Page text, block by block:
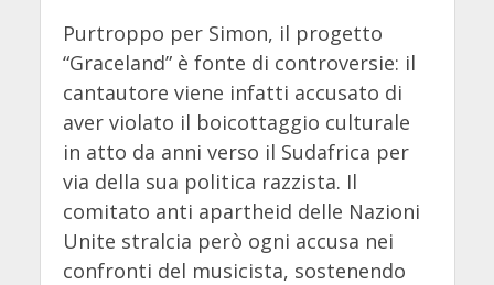
Purtroppo per Simon, il progetto
“Graceland” è fonte di controversie: il
cantautore viene infatti accusato di
aver violato il boicottaggio culturale
in atto da anni verso il Sudafrica per
via della sua politica razzista. Il
comitato anti apartheid delle Nazioni
Unite stralcia però ogni accusa nei
confronti del musicista, sostenendo